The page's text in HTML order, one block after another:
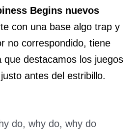
Begins nuevos
con una base algo trap y
no correspondido, tiene
que destacamos los juegos
antes del estribillo.
do, why do, why do